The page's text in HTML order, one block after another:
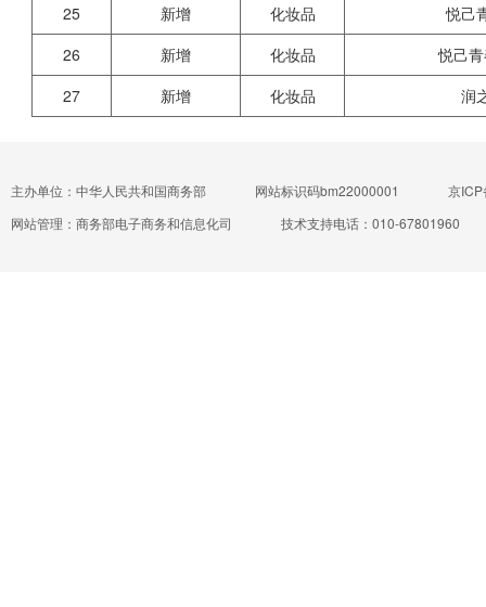
25
新增 化妆品
悦己
26
新增 化妆品
悦己
27
新增 化妆品 润
主办单位：中华人民共和国商务部 网站标识码bm22000001
京
网站管理：商务部电子商务和信息化司
技术支持电话：010-67801960